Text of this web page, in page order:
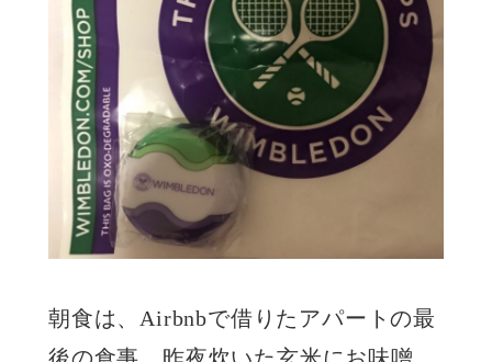
朝食は、Airbnbで借りたアパートの最